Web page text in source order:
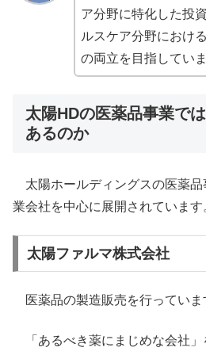
ア分野に特化した投
ルスケア分野におけ
の両立を目指していま
太陽HDの医薬品事業で
あるのか
太陽ホールディングスの医薬品
業会社を中心に展開されています
太陽ファルマ株式会社
医薬品の製造販売を行っていま
「あるべき薬にまじめな会社」